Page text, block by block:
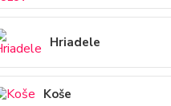
Hriadele
Koše